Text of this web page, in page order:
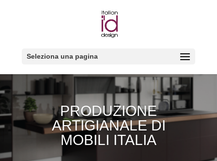
Seleziona una pagina
PRODUZIONE
ARTIGIANALE DI
MOBILI ITALIA